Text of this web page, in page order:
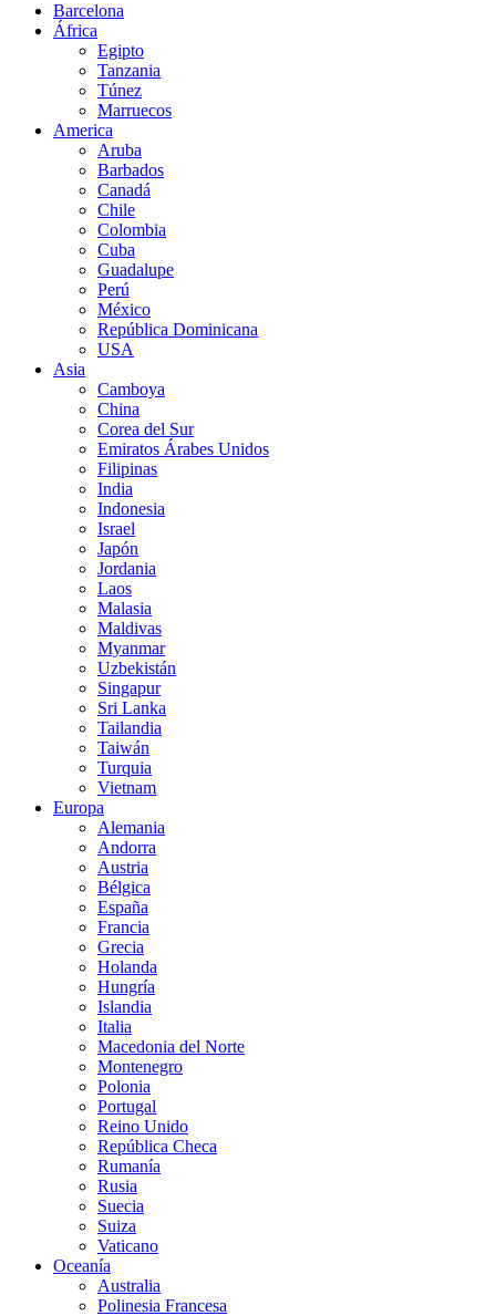
Barcelona
África
Egipto
Tanzania
Túnez
Marruecos
America
Aruba
Barbados
Canadá
Chile
Colombia
Cuba
Guadalupe
Perú
México
República Dominicana
USA
Asia
Camboya
China
Corea del Sur
Emiratos Árabes Unidos
Filipinas
India
Indonesia
Israel
Japón
Jordania
Laos
Malasia
Maldivas
Myanmar
Uzbekistán
Singapur
Sri Lanka
Tailandia
Taiwán
Turquia
Vietnam
Europa
Alemania
Andorra
Austria
Bélgica
España
Francia
Grecia
Holanda
Hungría
Islandia
Italia
Macedonia del Norte
Montenegro
Polonia
Portugal
Reino Unido
República Checa
Rumanía
Rusia
Suecia
Suiza
Vaticano
Oceanía
Australia
Polinesia Francesa